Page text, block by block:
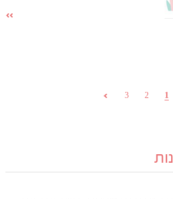
1
2
3